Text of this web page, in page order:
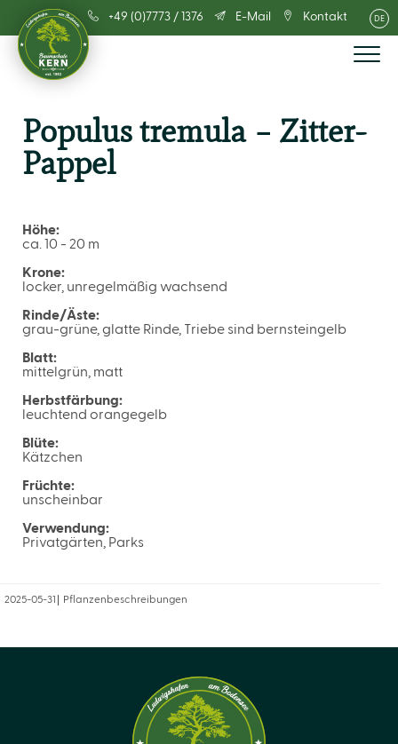
+49 (0)7773 / 1376 E-Mail Kontakt DE
Populus tremula – Zitter-
Pappel
Höhe:
ca. 10 - 20 m
Krone:
locker, unregelmäßig wachsend
Rinde/Äste:
grau-grüne, glatte Rinde, Triebe sind bernsteingelb
Blatt:
mittelgrün, matt
Herbstfärbung:
leuchtend orangegelb
Blüte:
Kätzchen
Früchte:
unscheinbar
Verwendung:
Privatgärten, Parks
2025-05-31 Pflanzenbeschreibungen